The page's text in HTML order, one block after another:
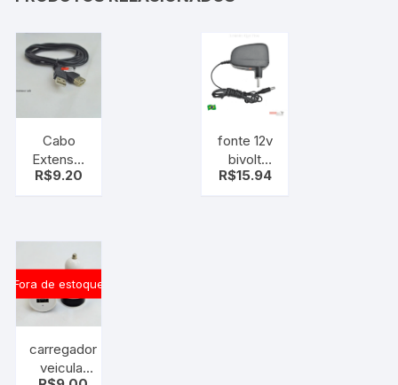
Cabo
Extensor
Usb
R$9.20
fonte 12v
bivolt
plug P4
R$15.94
Fora de estoque
carregador
veicular